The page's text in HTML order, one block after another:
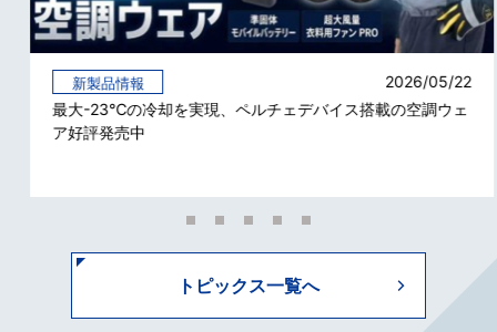
2026/05/22
新製品情報
最大-23℃の冷却を実現、ペルチェデバイス搭載の空調ウェ
ア好評発売中
トピックス一覧へ